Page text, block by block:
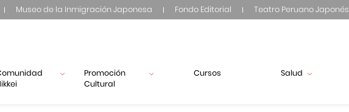
Museo de la Inmigración Japonesa Fondo Editorial Teatro Peruano Japonés
Promoción
Cultural
Cursos Salud